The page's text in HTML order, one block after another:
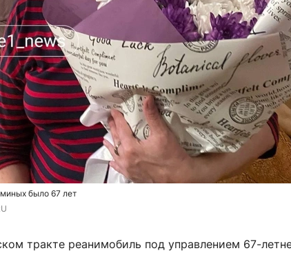
было 67 лет
тракте реанимобиль под управлением 67-